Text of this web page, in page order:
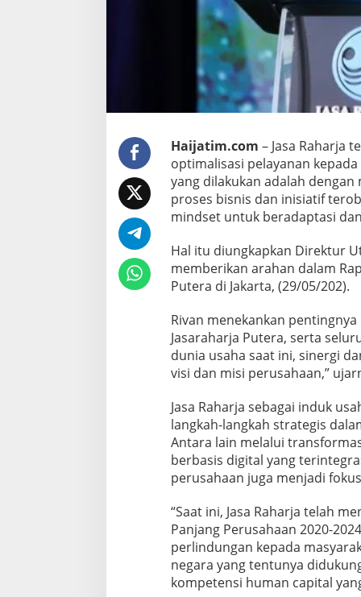
o
f
C
o
a
b
a
t
i
o
n
,
a
d
i
n
c
i
P
n
i
n
g
k
a
t
n
K
i
n
e
r
Haijatim.com – Jasa Raharja
optimalisasi pelayanan
yang dilakukan adalah
proses bisnis dan inisiatif
mindset untuk beradaptasi
Hal itu diungkapkan Direktur
memberikan arahan dalam
Putera di Jakarta, (29/05/202).
Rivan menekankan
Jasaraharja Putera, serta
dunia usaha saat ini, sinergi
visi dan misi perusahaan,”
Jasa Raharja sebagai induk
langkah-langkah strategis
Antara lain melalui
berbasis digital yang
perusahaan juga menjadi
“Saat ini, Jasa Raharja telah
Panjang Perusahaan 2020-
perlindungan kepada
negara yang tentunya
kompetensi human capital